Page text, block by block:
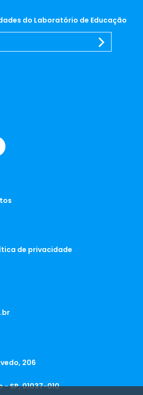
do Laboratório de Educação
de privacidade
206
- SP, 01037-010